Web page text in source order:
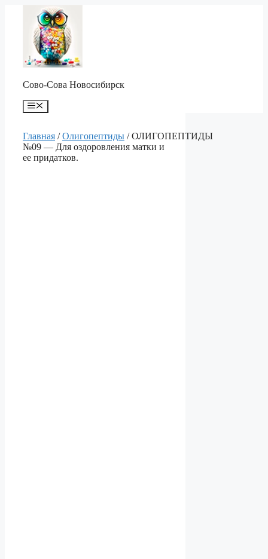
содержимому
Сово-Сова Новосибирск
Меню
Главная /Олигопептиды / ОЛИГОПЕПТИДЫ
№09 — Для оздоровления матки и
ее придатков.